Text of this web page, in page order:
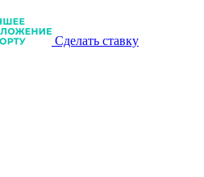
Сделать ставку